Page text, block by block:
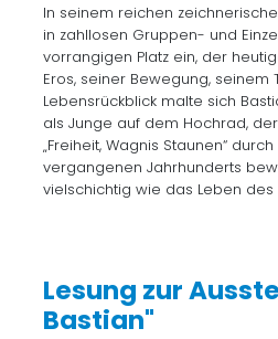
In seinem reichen
in zahllosen Gruppen- und
vorrangigen Platz ein, der
Eros, seiner Bewegung, seinem
Lebensrückblick malte sich
als Junge auf dem Hochrad,
„Freiheit, Wagnis Staunen“
vergangenen Jahrhunderts
vielschichtig wie das Leben des
Lesung zur
Bastian"